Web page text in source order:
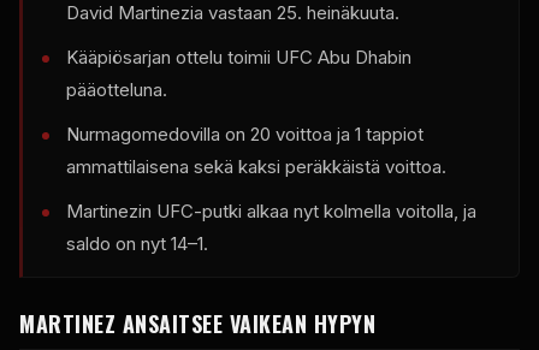
David Martinezia vastaan ​​25. heinäkuuta.
Kääpiösarjan ottelu toimii UFC Abu Dhabin
pääotteluna.
Nurmagomedovilla on 20 voittoa ja 1 tappiot
ammattilaisena sekä kaksi peräkkäistä voittoa.
Martinezin UFC-putki alkaa nyt kolmella voitolla, ja
saldo on nyt 14–1.
MARTINEZ ANSAITSEE VAIKEAN HYPYN